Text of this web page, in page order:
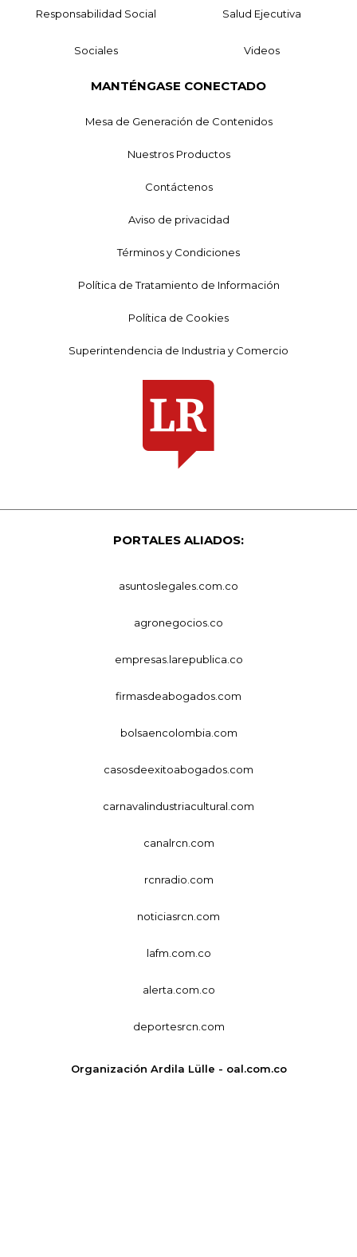
Responsabilidad Social Salud Ejecutiva
Sociales Videos
MANTÉNGASE CONECTADO
Mesa de Generación de Contenidos
Nuestros Productos
Contáctenos
Aviso de privacidad
Términos y Condiciones
Política de Tratamiento de Información
Política de Cookies
Superintendencia de Industria y Comercio
PORTALES ALIADOS:
asuntoslegales.com.co
agronegocios.co
empresas.larepublica.co
firmasdeabogados.com
bolsaencolombia.com
casosdeexitoabogados.com
carnavalindustriacultural.com
canalrcn.com
rcnradio.com
noticiasrcn.com
lafm.com.co
alerta.com.co
deportesrcn.com
Organización Ardila Lülle - oal.com.co